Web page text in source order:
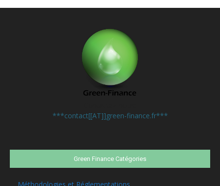
***contact[[AT]]green-finance.fr***
Green Finance Catégories
Méthodologies et Réglementations